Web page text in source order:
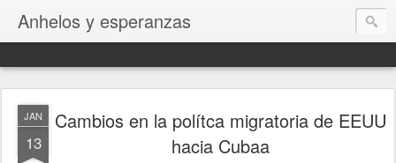
Anhelos y esperanzas
JAN
13
Cambios en la polítca migratoria de EEUU
hacia Cubaa